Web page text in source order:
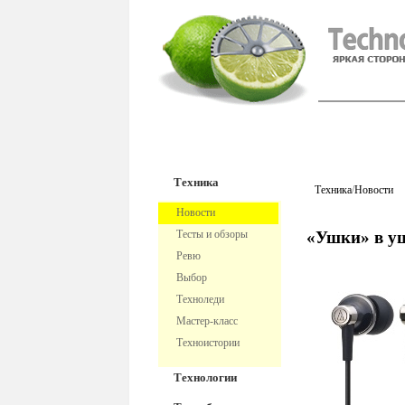
Техника
Новости
Тесты и обзоры
Ревю
Выбор
Техноледи
Мастер-класс
Техноистории
Технологии
Техника/Новости
«Ушки» в